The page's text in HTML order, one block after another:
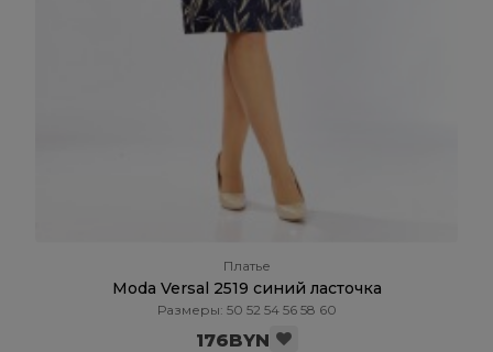
Платье
Moda Versal 2519 синий ласточка
Размеры: 50 52 54 56 58 60
176BYN